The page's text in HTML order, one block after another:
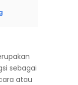
sebagai
atau